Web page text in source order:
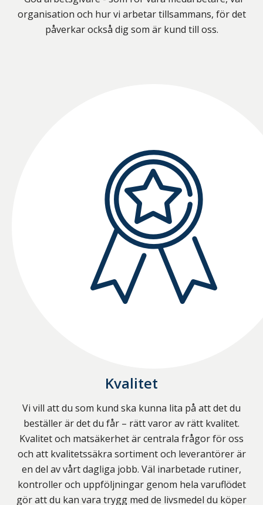
organisation och hur vi arbetar tillsammans, för det
påverkar också dig som är kund till oss.
Kvalitet
Vi vill att du som kund ska kunna lita på att det du
beställer är det du får – rätt varor av rätt kvalitet.
Kvalitet och matsäkerhet är centrala frågor för oss
och att kvalitetssäkra sortiment och leverantörer är
en del av vårt dagliga jobb. Väl inarbetade rutiner,
kontroller och uppföljningar genom hela varuflödet
gör att du kan vara trygg med de livsmedel du köper